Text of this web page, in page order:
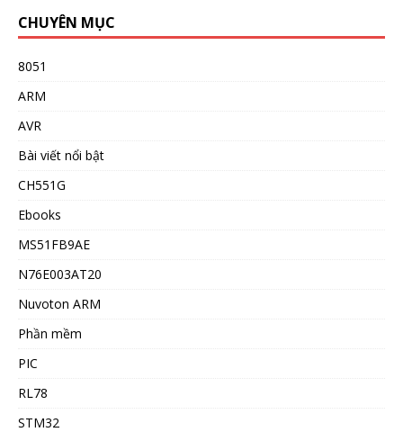
CHUYÊN MỤC
8051
ARM
AVR
Bài viết nổi bật
CH551G
Ebooks
MS51FB9AE
N76E003AT20
Nuvoton ARM
Phần mềm
PIC
RL78
STM32